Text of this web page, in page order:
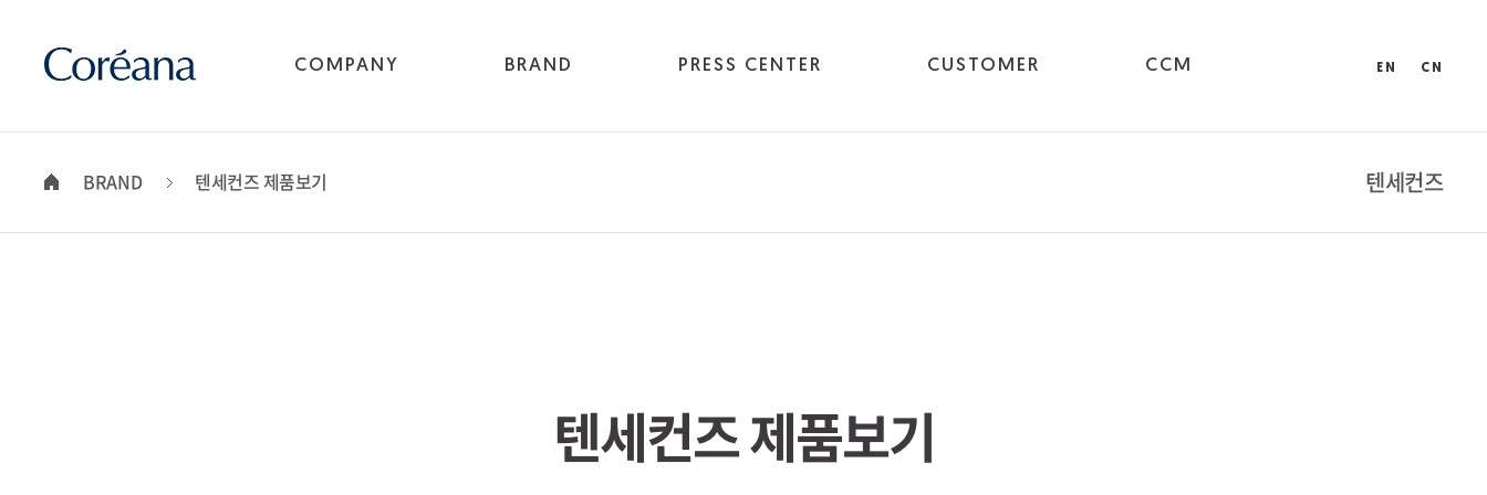
COMPANY BRAND PRESS CENTER CUSTOMER CCM EN CN
텐세컨즈
BRAND 텐세컨즈 제품보기